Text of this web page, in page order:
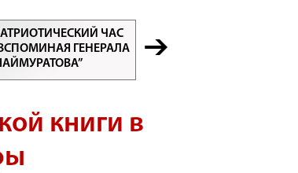
ЧАС
ГЕНЕРАЛА
книги в